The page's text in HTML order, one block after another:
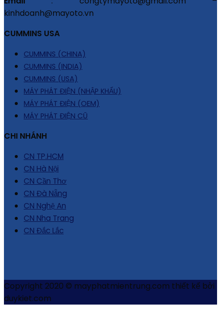
kinhdoanh@mayoto.vn
CUMMINS USA
CUMMINS (CHINA)
CUMMINS (INDIA)
CUMMINS (USA)
MÁY PHÁT ĐIỆN (NHẬP KHẨU)
MÁY PHÁT ĐIỆN (OEM)
MÁY PHÁT ĐIỆN CŨ
CHI NHÁNH
CN TP.HCM
CN Hà Nội
CN Cần Thơ
CN Đà Nẵng
CN Nghệ An
CN Nha Trang
CN Đắc Lắc
Copyright 2020 © mayphatmientrung.com thiết kế bởi
duykiet.com